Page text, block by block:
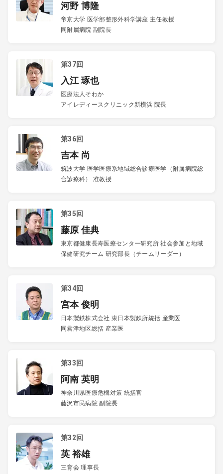
河野 博隆
帝京大学 医学部整形外科学講座 主任教授
同附属病院 副院長
第37回
入江 琢也
医療法人そわか
アイレディースクリニック新横浜 院長
第36回
吉本 尚
筑波大学 医学医療系地域総合診療医学（附属病院総
合診療科） 准教授
第35回
藤原 佳典
東京都健康長寿医療センター研究所 社会参加と地域
保健研究チーム 研究部長（チームリーダー）
第34回
宮本 俊明
日本製鉄株式会社 東日本製鉄所統括 産業医
同君津地区総括 産業医
第33回
阿南 英明
神奈川県医療危機対策 統括官
藤沢市民病院 副院長
第32回
英 裕雄
三育会 理事長